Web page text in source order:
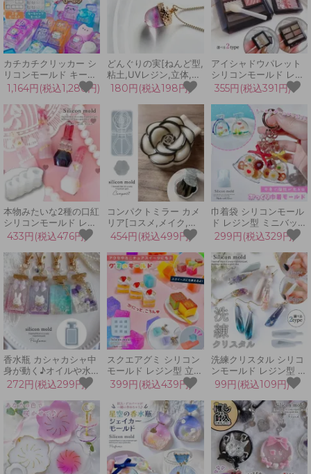
カチカチクリッカー シ
リコンモールド キーキ
ャップ 土台 キーボード
スイッチ フィジェット
トイ 手作り UVレジン
GreenOceanオリジナ
ル♪
1,164円(税込1,280円)
どんぐりの実[ねんど型,
粘土,UVレジン,立体,ド
ングリ,オータム,秋,木
の実,手芸,植物,団栗]
180円(税込198円)
アイシャドウパレット
シリコンモールド レジ
ン型 セット コスメ 化
粧 アクセサリー キーホ
ルダー 立体 3d UVレジ
ン LEDレジン 手芸 ク
ラフト
355円(税込391円)
本物みたいな2種の口紅
シリコンモールド レジ
ン型 セット リップ ル
ージュ メイク道具 キー
ホルダー ミニチュア 立
体 3d LED UVレジン
手芸 クラフト
433円(税込476円)
コンパクトミラー カメ
リア[コスメ,メイク,レ
ジン,手芸,化粧,3Dシリ
コン型,フラワー,花]
454円(税込499円)
巾着袋 シリコンモール
ド レジン型 ミニバッグ
きんちゃく 巾着ポーチ
和風 お菓子 ミニチュア
縁日 金魚 キーホルダー
立体 3d UVレジン LED
手芸 クラフト
299円(税込329円)
香水瓶 カシャカシャ中
身が動く♪オイルや水を
入れても♪[カプセル,ボ
トル,パフューム,3Dモ
ールド,レジン,シェイカ
ーモールド]
272円(税込299円)
スクエアグミ シリコン
モールド レジン型 立方
体 角砂糖 キューブ キ
ャンディ お菓子 ミニチ
ュアスイーツ スクイー
ズ 立体 3d UVレジン
LEDレジン 手芸 クラフ
ト
399円(税込439円)
洗練クリスタル シリコ
ンモールド レジン型 水
晶 ジュエリー 宝石 ア
クセサリー 上品 ピアス
イヤリング 3d 立体 UV
レジン LED 手芸 クラ
フト
99円(税込109円)